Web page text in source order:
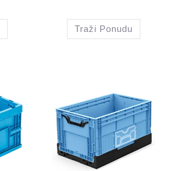
Traži Ponudu